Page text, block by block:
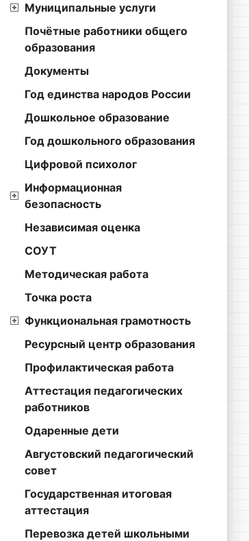
Муниципальные услуги
Почётные работники общего
образования
Документы
Год единства народов России
Дошкольное образование
Год дошкольного образования
Цифровой психолог
Информационная
безопасность
Независимая оценка
СОУТ
Методическая работа
Точка роста
Функциональная грамотность
Ресурсный центр образования
Профилактическая работа
Аттестация педагогических
работников
Одаренные дети
Августовский педагогический
совет
Государственная итоговая
аттестация
Перевозка детей школьными